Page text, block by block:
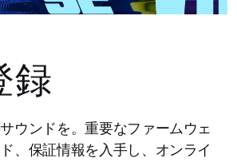
録
ウンドを。重要なファームウェ
、保証情報を入手し、オンライ